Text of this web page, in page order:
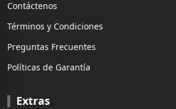
Contáctenos
Términos y Condiciones
Preguntas Frecuentes
Políticas de Garantía
Extras